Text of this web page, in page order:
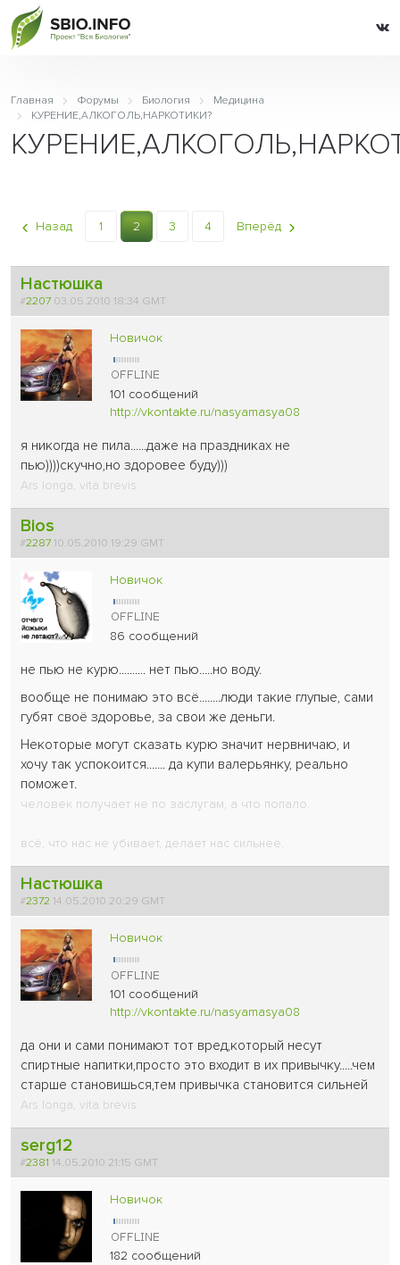
Главная Форумы Биология
Медицина
КУРЕНИЕ,АЛКОГОЛЬ,НАРКОТИКИ?
Назад 1 2 3 4 Вперёд
Настюшка
#2207 03.05.2010 18:34 GMT
Новичок
101 сообщений
http://vkontakte.ru/nasyamasya08
я никогда не пила......даже на праздниках не
пью))))скучно,но здоровее буду)))
Ars longa, vita brevis
Bios
#2287 10.05.2010 19:29 GMT
Новичок
86 сообщений
не пью не курю.......... нет пью.....но воду.
вообще не понимаю это всё........люди такие глупые, сами
губят своё здоровье, за свои же деньги.
Некоторые могут сказать курю значит нервничаю, и
хочу так успокоится....... да купи валерьянку, реально
поможет.
человек получает не по заслугам, а что попало.
всё, что нас не убивает, делает нас сильнее.
Настюшка
#2372 14.05.2010 20:29 GMT
Новичок
101 сообщений
http://vkontakte.ru/nasyamasya08
да они и сами понимают тот вред,который несут
спиртные напитки,просто это входит в их привычку.....чем
старше становишься,тем привычка становится сильней
Ars longa, vita brevis
serg12
#2381 14.05.2010 21:15 GMT
Новичок
182 сообщений